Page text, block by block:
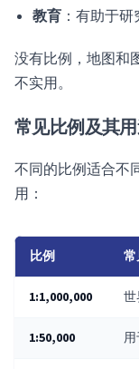
教育 ：有助于
没有比例，地图和
不实用。
常见比例及其
不同的比例适合不
用：
比例
1:1,000,000 世
1:50,000 用